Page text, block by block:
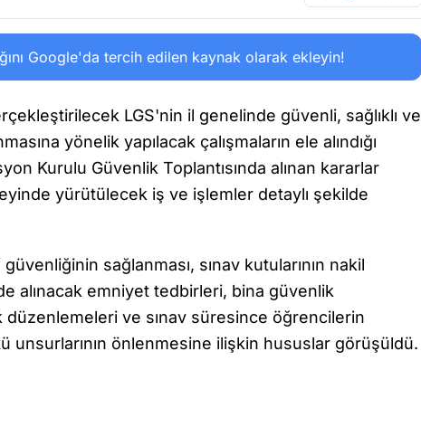
Google'da tercih edilen kaynak olarak ekleyin!
LGS'nin il genelinde güvenli, sağlıklı ve
yönelik yapılacak çalışmaların ele alındığı
Kurulu Güvenlik Toplantısında alınan kararlar
yürütülecek iş ve işlemler detaylı şekilde
güvenliğinin sağlanması, sınav kutularının nakil
alınacak emniyet tedbirleri, bina güvenlik
ve sınav süresince öğrencilerin
unsurlarının önlenmesine ilişkin hususlar görüşüldü.